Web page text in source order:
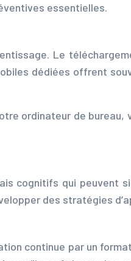
essentielles.
Le
dédiées offrent
ordinateur de
cognitifs qui peuvent
des stratégies
continue par un